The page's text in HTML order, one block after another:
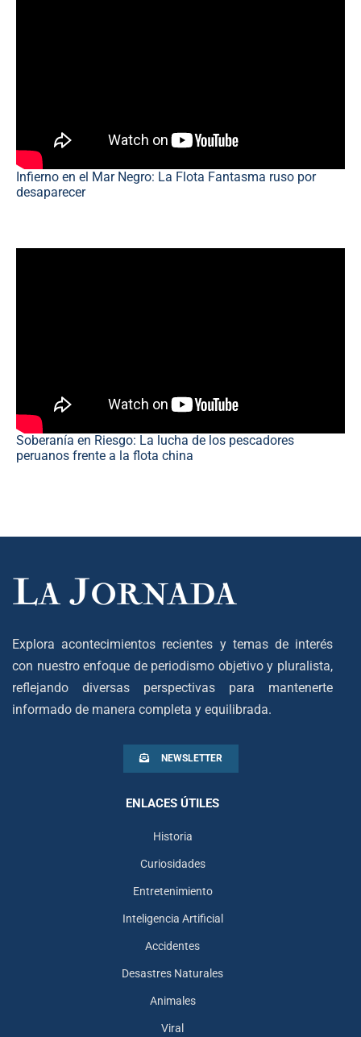
Infierno en el Mar Negro: La Flota Fantasma ruso por
desaparecer
Soberanía en Riesgo: La lucha de los pescadores
peruanos frente a la flota china
Explora acontecimientos recientes y temas de interés
con nuestro enfoque de periodismo objetivo y pluralista,
reflejando diversas perspectivas para mantenerte
informado de manera completa y equilibrada.
NEWSLETTER
ENLACES ÚTILES
Historia
Curiosidades
Entretenimiento
Inteligencia Artificial
Accidentes
Desastres Naturales
Animales
Viral